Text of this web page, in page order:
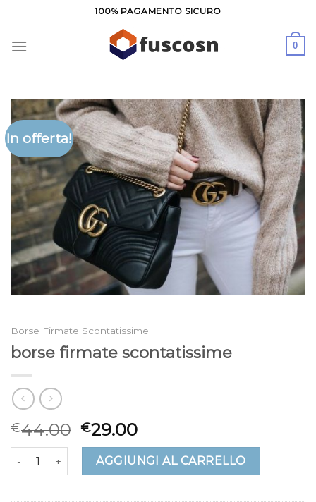
contenuti
100% PAGAMENTO SICURO
0
In offerta!
Borse Firmate Scontatissime
borse firmate scontatissime
€44.00 €29.00
borse firmate scontatissime quantità
AGGIUNGI AL CARRELLO